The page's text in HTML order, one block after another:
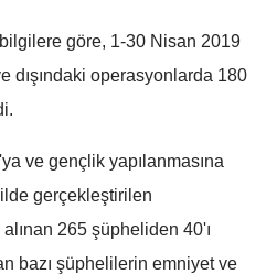
Malatya
Manisa
Kahramanmaraş
göre, 1-30 Nisan 2019
dışındaki operasyonlarda 180
ve gençlik yapılanmasına
gerçekleştirilen
265 şüpheliden 40'ı
bazı şüphelilerin emniyet ve